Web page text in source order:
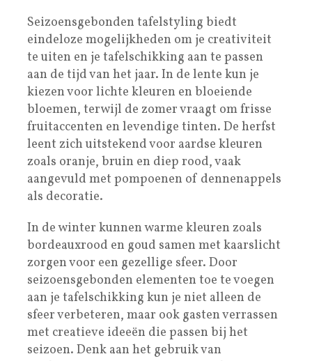
Seizoensgebonden tafelstyling biedt
eindeloze mogelijkheden om je creativiteit
te uiten en je tafelschikking aan te passen
aan de tijd van het jaar. In de lente kun je
kiezen voor lichte kleuren en bloeiende
bloemen, terwijl de zomer vraagt om frisse
fruitaccenten en levendige tinten. De herfst
leent zich uitstekend voor aardse kleuren
zoals oranje, bruin en diep rood, vaak
aangevuld met pompoenen of dennenappels
als decoratie.
In de winter kunnen warme kleuren zoals
bordeauxrood en goud samen met kaarslicht
zorgen voor een gezellige sfeer. Door
seizoensgebonden elementen toe te voegen
aan je tafelschikking kun je niet alleen de
sfeer verbeteren, maar ook gasten verrassen
met creatieve ideeën die passen bij het
seizoen. Denk aan het gebruik van